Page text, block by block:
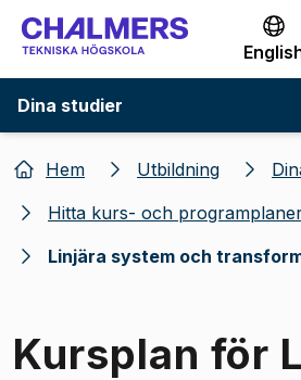
Gå till innehållet
Dina studier
Hem Utbildning
Hitta kurs- och
Linjära system och
Kursplan för